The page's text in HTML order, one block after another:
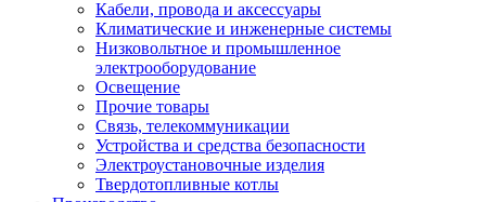
Кабели, провода и аксессуары
Климатические и инженерные системы
Низковольтное и промышленное
электрооборудование
Освещение
Прочие товары
Связь, телекоммуникации
Устройства и средства безопасности
Электроустановочные изделия
Твердотопливные котлы